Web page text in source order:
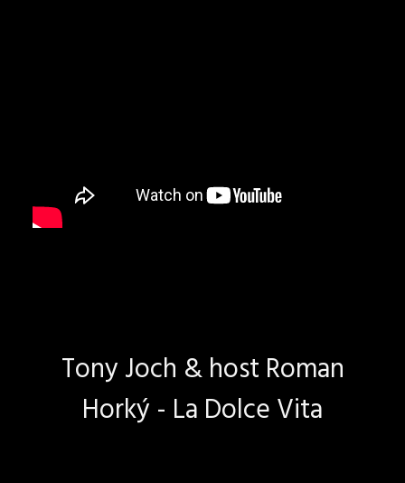
Tony Joch & host Roman
Horký - La Dolce Vita